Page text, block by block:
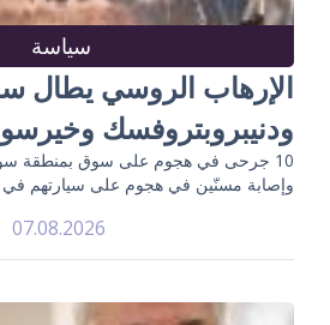
سياسة
الإرهاب الروسي يطال
ودنيبروبتروفسك
10 جرحى في هجوم على سوق بمنطقة
وإصابة مسنّين في هجوم على سيارتهم
07.08.2026